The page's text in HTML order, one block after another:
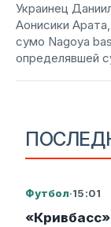
Футбол·15:01
Украинец
Аонисики
сумо Nagoya
определявшей